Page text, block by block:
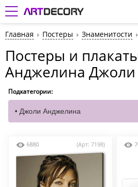
Главная Постеры Знаменитости
Постеры и
Анджелина Джоли
Подкатегории:
6880 (Арт: 7198)